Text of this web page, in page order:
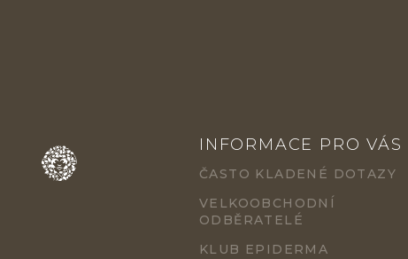
INFORMACE PRO VÁS
ČASTO KLADENÉ DOTAZY
VELKOOBCHODNÍ
ODBĚRATELÉ
KLUB EPIDERMA